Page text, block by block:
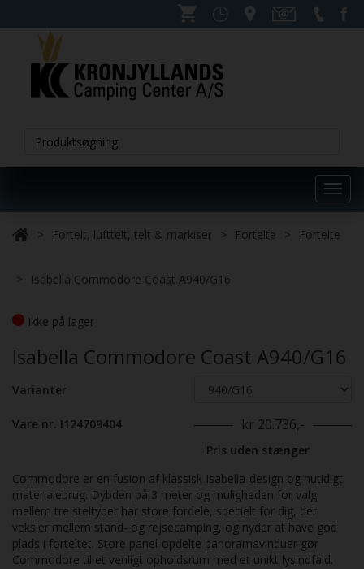
Fortelt, lufttelt, telt & markiser
Fortelte Fortelte
Isabella Commodore Coast A940/G16
Ikke på lager
Isabella Commodore Coast A940/G16
Varianter
Vare nr. I124709404 kr 20.736,-
Pris uden stænger
Commodore er en fusion af klassisk Isabella-design og nutidigt
materialebrug. Dybden på 3 meter og muligheden for valg
mellem tre steltyper har store fordele, specielt for dig, der
veksler mellem stand- og rejsecamping, og nyder at have god
plads i forteltet. Store panel-opdelte panoramavinduer gør
Commodore til et venligt opholdsrum med et unikt lysindfald.